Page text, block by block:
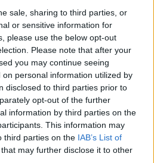
sale, sharing to third parties, or
or sensitive information for
please use the below opt-out
Please note that after your
you may continue seeing
personal information utilized by
disclosed to third parties prior to
opt-out of the further
information by third parties on the
This information may
third parties on the IAB’s List of
that may further disclose it to other
sobrecarga, enquanto o stress
os níveis de cortisol e
cognitivo.
Rodrigues ressalta que não há
digital provoque mudanças
A adaptação observada,
neuroplasticidade, processo
se reorganizam em
Open 2026”
ATP com
Luca Van Assche
on 07/08/2026
2026” decorreu entre os
Clube de Ténis do Estoril, em